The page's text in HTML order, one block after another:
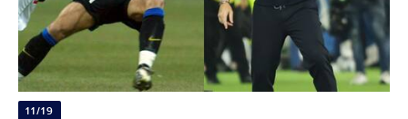
11/19